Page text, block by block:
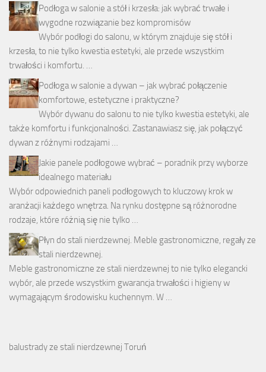
Podłoga w salonie a stół i krzesła: jak wybrać trwałe i
wygodne rozwiązanie bez kompromisów
Wybór podłogi do salonu, w którym znajduje się stół i
krzesła, to nie tylko kwestia estetyki, ale przede wszystkim
trwałości i komfortu. …
Podłoga w salonie a dywan – jak wybrać połączenie
komfortowe, estetyczne i praktyczne?
Wybór dywanu do salonu to nie tylko kwestia estetyki, ale
także komfortu i funkcjonalności. Zastanawiasz się, jak połączyć
dywan z różnymi rodzajami …
Jakie panele podłogowe wybrać – poradnik przy wyborze
idealnego materiału
Wybór odpowiednich paneli podłogowych to kluczowy krok w
aranżacji każdego wnętrza. Na rynku dostępne są różnorodne
rodzaje, które różnią się nie tylko …
Płyn do stali nierdzewnej. Meble gastronomiczne, regały ze
stali nierdzewnej.
Meble gastronomiczne ze stali nierdzewnej to nie tylko elegancki
wybór, ale przede wszystkim gwarancja trwałości i higieny w
wymagającym środowisku kuchennym. W …
balustrady ze stali nierdzewnej Toruń